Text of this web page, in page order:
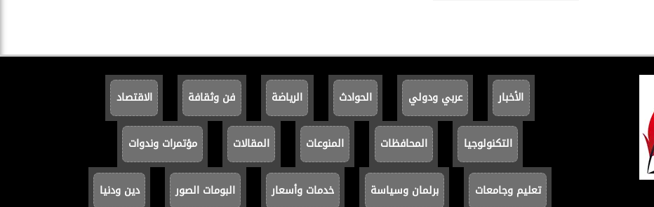
الأخبار عربي ودولي الحوادث الرياضة فن وثقافة الاقتصاد
التكنولوجيا المحافظات المنوعات المقالات مؤتمرات وندوات
تعليم وجامعات برلمان وسياسة خدمات وأسعار البومات الصور دين ودنيا